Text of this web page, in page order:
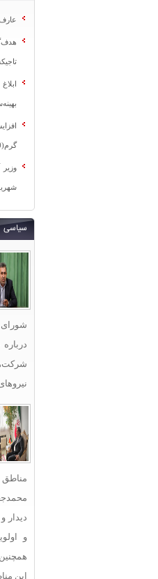
گرم(80)
سیاسی
شورای
مناطق
دیدار
و
این